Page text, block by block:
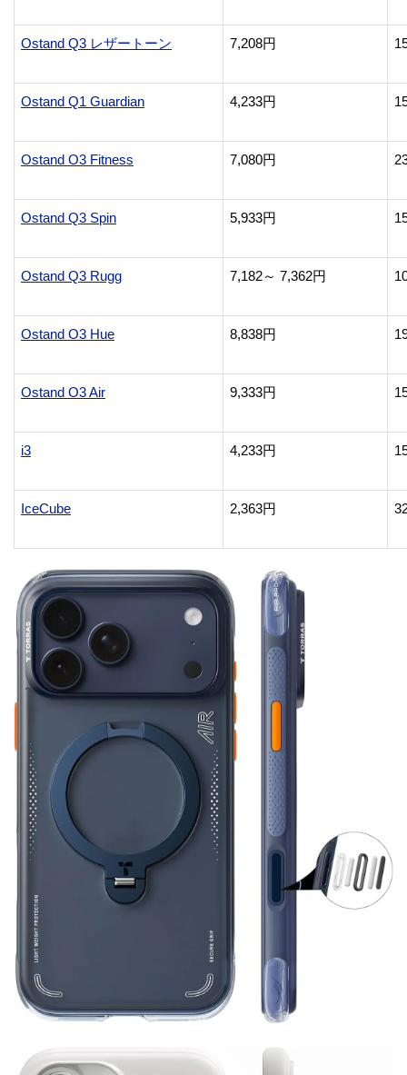
Ostand Q3 レザートーン 7,208円
Ostand Q1 Guardian 4,233円
Ostand O3 Fitness 7,080円
Ostand Q3 Spin 5,933円
Ostand Q3 Rugg 7,182～ 7,362円
Ostand O3 Hue 8,838円
Ostand O3 Air 9,333円
i3 4,233円
IceCube 2,363円